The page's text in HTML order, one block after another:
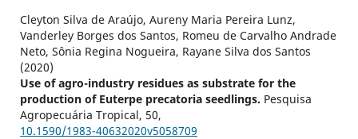
Cleyton Silva de Araújo, Aureny Maria Pereira Lunz,
Vanderley Borges dos Santos, Romeu de Carvalho Andrade
Neto, Sônia Regina Nogueira, Rayane Silva dos Santos
(2020)
Use of agro-industry residues as substrate for the
production of Euterpe precatoria seedlings. Pesquisa
Agropecuária Tropical, 50,
10.1590/1983-40632020v5058709